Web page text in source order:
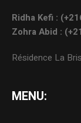
Ridha Kefi :
Zohra Abid :
Résidence La
MENU: